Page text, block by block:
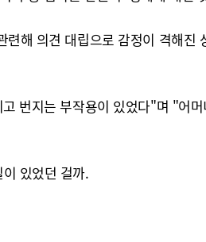
해 의견 대립으로 감정이 격해진
번지는 부작용이 있었다"며 "어
있었던 걸까.